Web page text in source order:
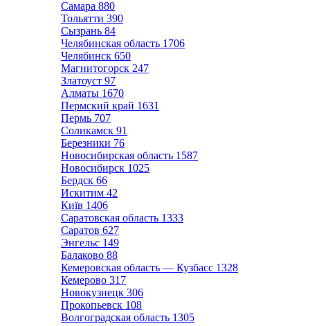
Самара 880
Тольятти 390
Сызрань 84
Челябинская область 1706
Челябинск 650
Магнитогорск 247
Златоуст 97
Алматы 1670
Пермский край 1631
Пермь 707
Соликамск 91
Березники 76
Новосибирская область 1587
Новосибирск 1025
Бердск 66
Искитим 42
Київ 1406
Саратовская область 1333
Саратов 627
Энгельс 149
Балаково 88
Кемеровская область — Кузбасс 1328
Кемерово 317
Новокузнецк 306
Прокопьевск 108
Волгоградская область 1305